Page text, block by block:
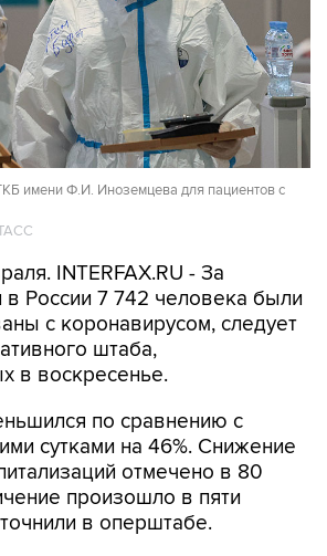
имени Ф.И. Иноземцева для пациентов с
INTERFAX.RU - За
в России 7 742 человека были
с коронавирусом, следует
штаба,
в воскресенье.
по сравнению с
сутками на 46%. Снижение
отмечено в 80
произошло в пяти
в оперштабе.